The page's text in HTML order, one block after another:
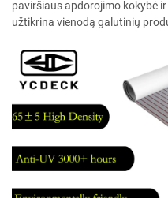
paviršiaus apdorojimo kokybė
užtikrina vienodą galutinių